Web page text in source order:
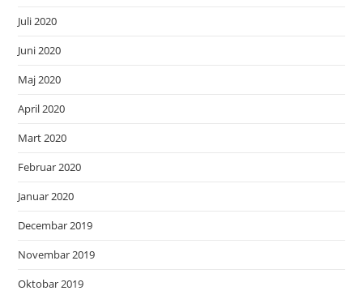
Juli 2020
Juni 2020
Maj 2020
April 2020
Mart 2020
Februar 2020
Januar 2020
Decembar 2019
Novembar 2019
Oktobar 2019